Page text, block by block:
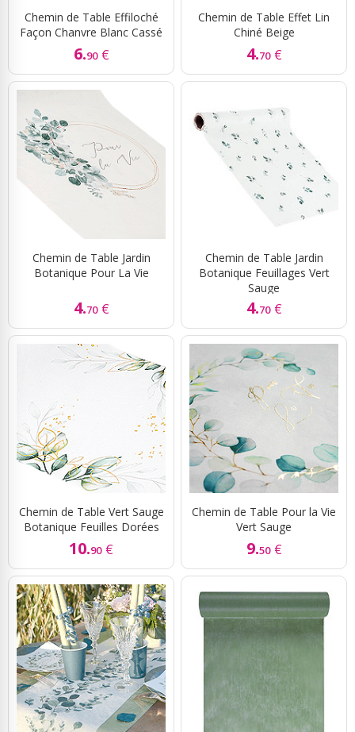
Chemin de Table Effiloché
Façon Chanvre Blanc Cassé
6.90 €
Chemin de Table Effet Lin
Chiné Beige
4.70 €
Chemin de Table Jardin
Botanique Pour La Vie
4.70 €
Chemin de Table Jardin
Botanique Feuillages Vert
Sauge
4.70 €
Chemin de Table Vert Sauge
Botanique Feuilles Dorées
10.90 €
Chemin de Table Pour la Vie
Vert Sauge
9.50 €